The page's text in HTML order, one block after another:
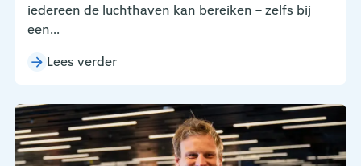
iedereen de luchthaven kan bereiken – zelfs bij
een...
Lees verder